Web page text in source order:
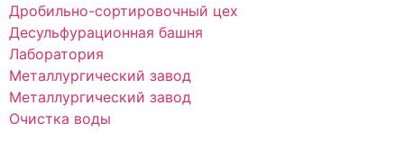
Дробильно-сортировочный цех
Десульфурационная башня
Лаборатория
Металлургический завод
Металлургический завод
Очистка воды